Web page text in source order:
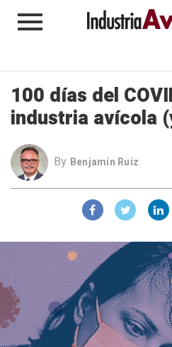
100 días del
industria avícola
By Benjamín Ruiz